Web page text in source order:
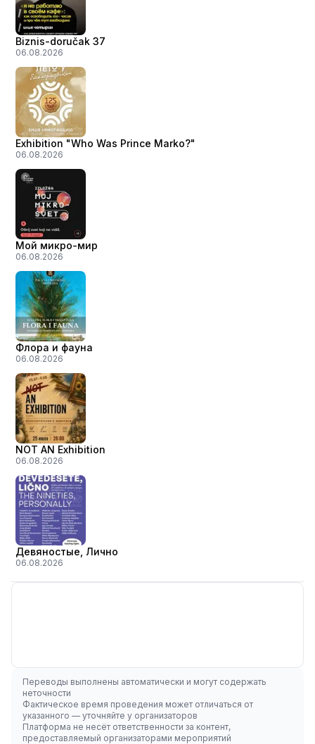
Biznis-doručak 37
06.08.2026
Exhibition "Who Was Prince Marko?"
06.08.2026
Мой микро-мир
06.08.2026
Флора и фауна
06.08.2026
NOT AN Exhibition
06.08.2026
Девяностые, Лично
06.08.2026
Переводы выполнены автоматически и могут содержать
неточности
Фактическое время проведения может отличаться от
указанного — уточняйте у организаторов
Платформа не несёт ответственности за контент,
предоставляемый организаторами мероприятий